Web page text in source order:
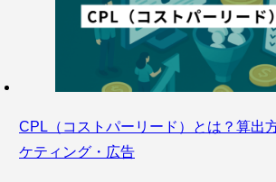
CPL（コストパーリード）とは？算出
ケティング・広告